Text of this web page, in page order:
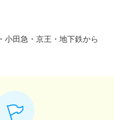
小田急・京王・地下鉄から